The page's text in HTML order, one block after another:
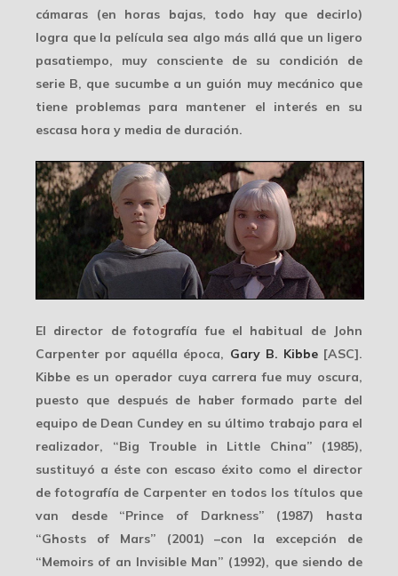
cámaras (en horas bajas, todo hay que decirlo)
logra que la película sea algo más allá que un ligero
pasatiempo, muy consciente de su condición de
serie B, que sucumbe a un guión muy mecánico que
tiene problemas para mantener el interés en su
escasa hora y media de duración.
El director de fotografía fue el habitual de John
Carpenter por aquélla época, Gary B. Kibbe[ASC].
Kibbe es un operador cuya carrera fue muy oscura,
puesto que después de haber formado parte del
equipo de Dean Cundey en su último trabajo para el
realizador, “Big Trouble in Little China” (1985),
sustituyó a éste con escaso éxito como el director
de fotografía de Carpenter en todos los títulos que
van desde “Prince of Darkness” (1987) hasta
“Ghosts of Mars” (2001) –con la excepción de
“Memoirs of an Invisible Man” (1992), que siendo de